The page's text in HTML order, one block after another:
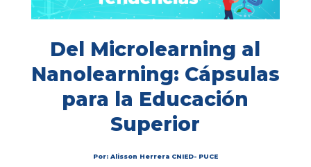
Del Microlearning al
Nanolearning: Cápsulas
para la Educación
Superior
Por: Alisson Herrera CNIED- PUCE